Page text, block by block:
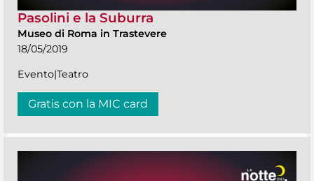
Pasolini e la Suburra
Museo di Roma in Trastevere
18/05/2019
Evento|Teatro
Gratis con la MIC card